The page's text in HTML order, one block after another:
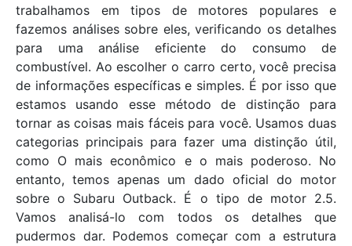
trabalhamos em tipos de motores populares e
fazemos análises sobre eles, verificando os detalhes
para uma análise eficiente do consumo de
combustível. Ao escolher o carro certo, você precisa
de informações específicas e simples. É por isso que
estamos usando esse método de distinção para
tornar as coisas mais fáceis para você. Usamos duas
categorias principais para fazer uma distinção útil,
como O mais econômico e o mais poderoso. No
entanto, temos apenas um dado oficial do motor
sobre o Subaru Outback. É o tipo de motor 2.5.
Vamos analisá-lo com todos os detalhes que
pudermos dar. Podemos começar com a estrutura